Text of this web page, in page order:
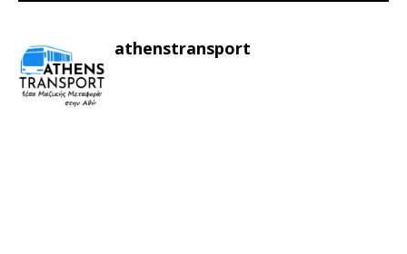
athenstransport